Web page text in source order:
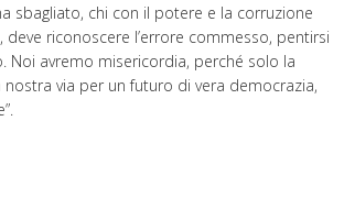
sbagliato, chi con il potere e la corruzione
riconoscere l’errore commesso, pentirsi
Noi avremo misericordia, perché solo la
via per un futuro di vera democrazia,